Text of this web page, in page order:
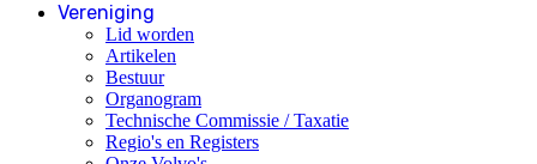
Vereniging
Lid worden
Artikelen
Bestuur
Organogram
Technische Commissie / Taxatie
Regio's en Registers